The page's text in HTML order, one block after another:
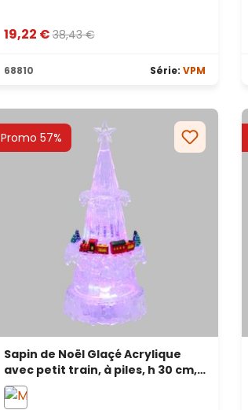
19,22 €38,43 €
68810 Série: VPM
Promo 57%
Sapin de Noël Glaçé Acrylique
avec petit train, à piles, h 30 cm,
led RGB aux couleurs
changeantes